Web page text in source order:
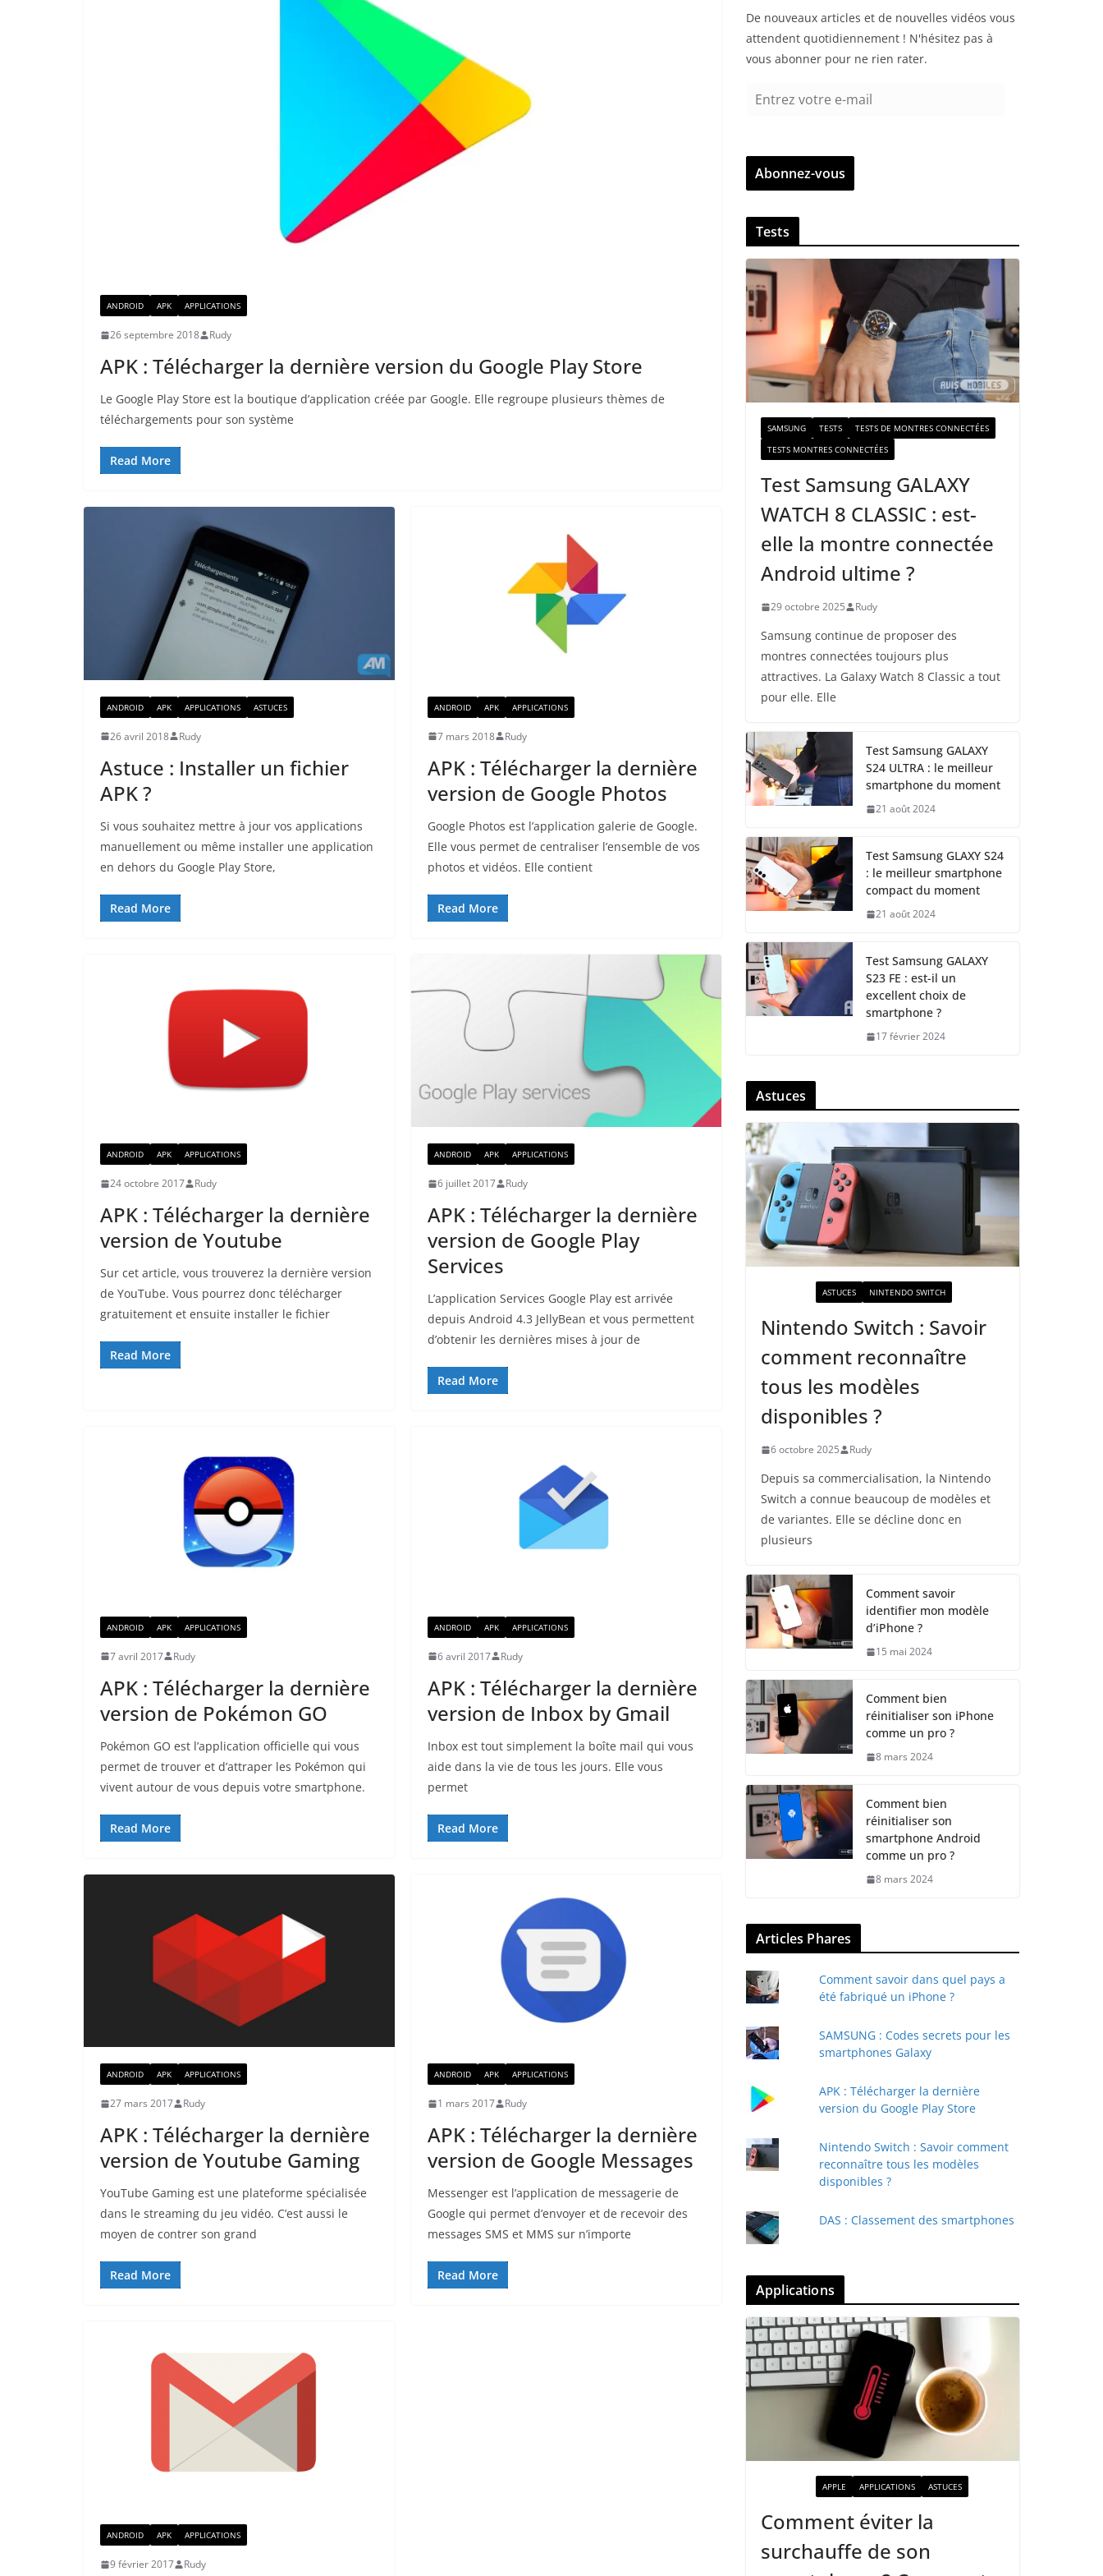
ANDROID APK APPLICATIONS
26 septembre 2018 Rudy
APK : Télécharger la dernière version du Google Play Store
Le Google Play Store est la boutique d’application créée par Google. Elle regroupe plusieurs thèmes de
téléchargements pour son système
Read More
ANDROID APK APPLICATIONS ASTUCES
26 avril 2018 Rudy
Astuce : Installer un fichier
APK ?
Si vous souhaitez mettre à jour vos applications
manuellement ou même installer une application
en dehors du Google Play Store,
Read More
ANDROID APK APPLICATIONS
7 mars 2018 Rudy
APK : Télécharger la dernière
version de Google Photos
Google Photos est l’application galerie de Google.
Elle vous permet de centraliser l’ensemble de vos
photos et vidéos. Elle contient
Read More
ANDROID APK APPLICATIONS
24 octobre 2017 Rudy
APK : Télécharger la dernière
version de Youtube
Sur cet article, vous trouverez la dernière version
de YouTube. Vous pourrez donc télécharger
gratuitement et ensuite installer le fichier
Read More
ANDROID APK APPLICATIONS
6 juillet 2017 Rudy
APK : Télécharger la dernière
version de Google Play
Services
L’application Services Google Play est arrivée
depuis Android 4.3 JellyBean et vous permettent
d’obtenir les dernières mises à jour de
Read More
ANDROID APK APPLICATIONS
7 avril 2017 Rudy
APK : Télécharger la dernière
version de Pokémon GO
Pokémon GO est l’application officielle qui vous
permet de trouver et d’attraper les Pokémon qui
vivent autour de vous depuis votre smartphone.
Read More
ANDROID APK APPLICATIONS
6 avril 2017 Rudy
APK : Télécharger la dernière
version de Inbox by Gmail
Inbox est tout simplement la boîte mail qui vous
aide dans la vie de tous les jours. Elle vous
permet
Read More
ANDROID APK APPLICATIONS
27 mars 2017 Rudy
APK : Télécharger la dernière
version de Youtube Gaming
YouTube Gaming est une plateforme spécialisée
dans le streaming du jeu vidéo. C’est aussi le
moyen de contrer son grand
Read More
ANDROID APK APPLICATIONS
1 mars 2017 Rudy
APK : Télécharger la dernière
version de Google Messages
Messenger est l’application de messagerie de
Google qui permet d’envoyer et de recevoir des
messages SMS et MMS sur n’importe
Read More
ANDROID APK APPLICATIONS
9 février 2017 Rudy
De nouveaux articles et de nouvelles vidéos vous
attendent quotidiennement ! N'hésitez pas à
vous abonner pour ne rien rater.
r
z
v
t
r
e
e
-
a
i
Abonnez-vous
Tests
SAMSUNG TESTS
TESTS DE MONTRES CONNECTÉES
TESTS MONTRES CONNECTÉES
Test Samsung GALAXY
WATCH 8 CLASSIC : est-
elle la montre connectée
Android ultime ?
29 octobre 2025 Rudy
Samsung continue de proposer des
montres connectées toujours plus
attractives. La Galaxy Watch 8 Classic a tout
pour elle. Elle
Test Samsung GALAXY
S24 ULTRA : le meilleur
smartphone du moment
21 août 2024
Test Samsung GLAXY S24
: le meilleur smartphone
compact du moment
21 août 2024
Test Samsung GALAXY
S23 FE : est-il un
excellent choix de
smartphone ?
17 février 2024
Astuces
ASTUCES NINTENDO SWITCH
Nintendo Switch : Savoir
comment reconnaître
tous les modèles
disponibles ?
6 octobre 2025 Rudy
Depuis sa commercialisation, la Nintendo
Switch a connue beaucoup de modèles et
de variantes. Elle se décline donc en
plusieurs
Comment savoir
identifier mon modèle
d’iPhone ?
15 mai 2024
Comment bien
réinitialiser son iPhone
comme un pro ?
8 mars 2024
Comment bien
réinitialiser son
smartphone Android
comme un pro ?
8 mars 2024
Articles Phares
Comment savoir dans quel pays a
été fabriqué un iPhone ?
SAMSUNG : Codes secrets pour les
smartphones Galaxy
APK : Télécharger la dernière
version du Google Play Store
Nintendo Switch : Savoir comment
reconnaître tous les modèles
disponibles ?
DAS : Classement des smartphones
Applications
APPLE APPLICATIONS ASTUCES
Comment éviter la
surchauffe de son